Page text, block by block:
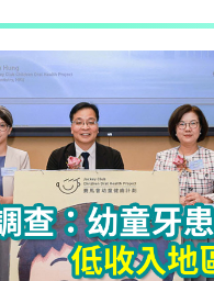
心理學
ALLIE保
DR-
D MIND